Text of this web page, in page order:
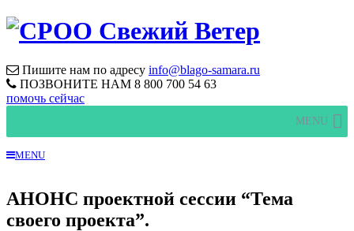
Пишите нам по адресу info@blago-samara.ru
ПОЗВОНИТЕ НАМ 8 800 700 54 63
помочь сейчас
MENU
MENU
АНОНС проектной сессии “Тема
своего проекта”.